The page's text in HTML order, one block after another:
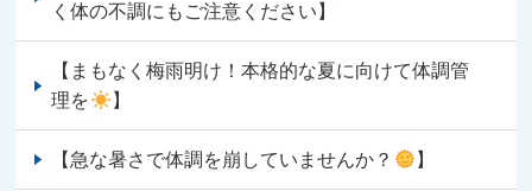
く体の不調にもご注意ください】
【まもなく梅雨明け！本格的な夏に向けて体調管
理を
】
【急な暑さで体調を崩していませんか？ 】